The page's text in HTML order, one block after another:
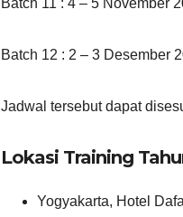
Batch 12 : 2 – 3 Desember
Jadwal tersebut dapat
Lokasi Training
Yogyakarta, Hotel